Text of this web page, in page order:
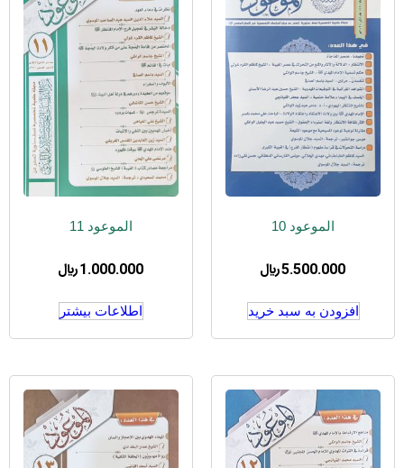
الموعود 10
5.500.000﷼
افزودن به سبد خرید
الموعود 11
1.000.000 ﷼
اطلاعات بیشتر